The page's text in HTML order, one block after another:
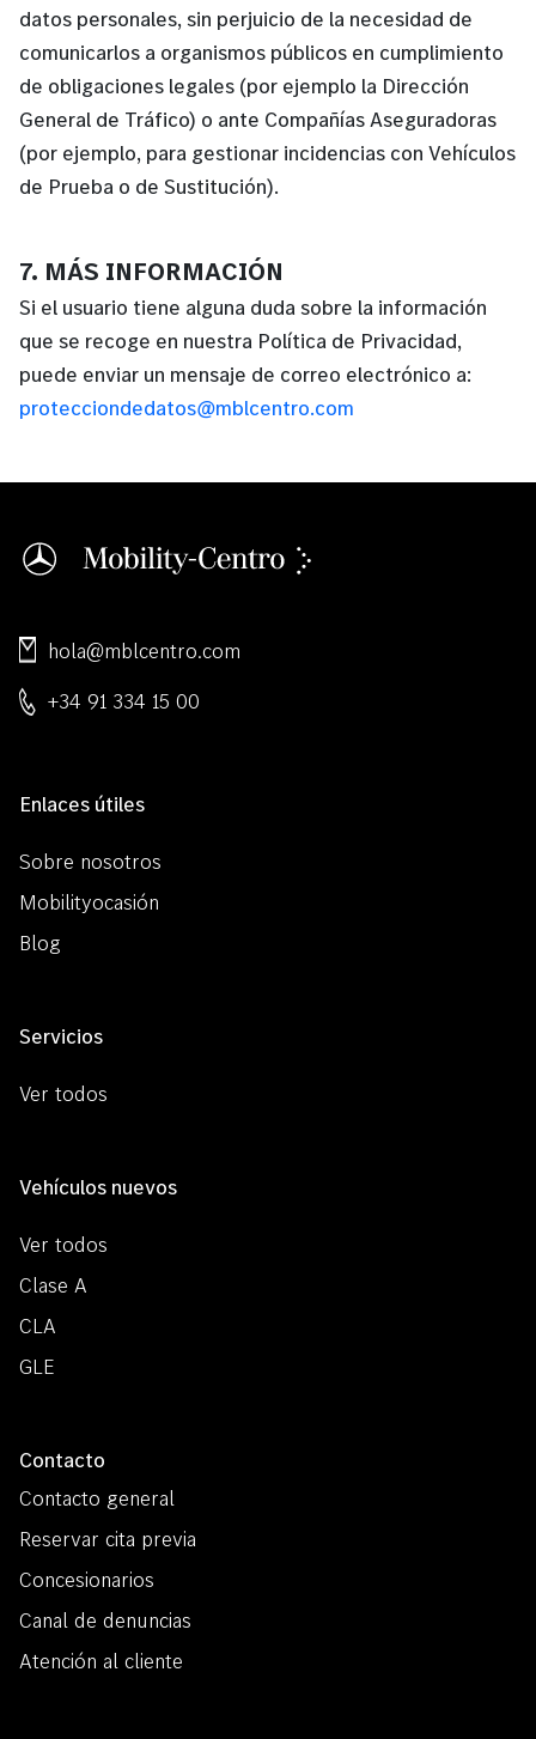
datos personales, sin perjuicio de la necesidad de
comunicarlos a organismos públicos en cumplimiento
de obligaciones legales (por ejemplo la Dirección
General de Tráfico) o ante Compañías Aseguradoras
(por ejemplo, para gestionar incidencias con Vehículos
de Prueba o de Sustitución).
7. MÁS INFORMACIÓN
Si el usuario tiene alguna duda sobre la información
que se recoge en nuestra Política de Privacidad,
puede enviar un mensaje de correo electrónico a:
protecciondedatos@mblcentro.com
hola@mblcentro.com
+34 91 334 15 00
Enlaces útiles
Sobre nosotros
Mobilityocasión
Blog
Servicios
Ver todos
Vehículos nuevos
Ver todos
Clase A
CLA
GLE
Contacto
Contacto general
Reservar cita previa
Concesionarios
Canal de denuncias
Atención al cliente